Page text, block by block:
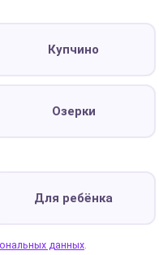
Купчино
Озерки
Для ребёнка
данных.